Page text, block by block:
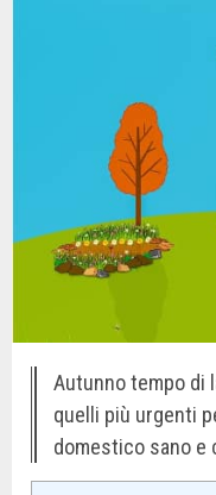
Autunno tempo di
quelli più urgenti
domestico sano e